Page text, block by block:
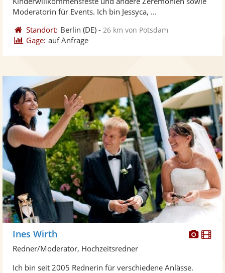
Moderatorin für Events. Ich bin Jessyca, ...
Standort: Berlin (DE) - 26 km von Potsdam
Gage: auf Anfrage
Ines Wirth
Redner/Moderator, Hochzeitsredner
Ich bin seit 2005 Rednerin für verschiedene Anlässe.